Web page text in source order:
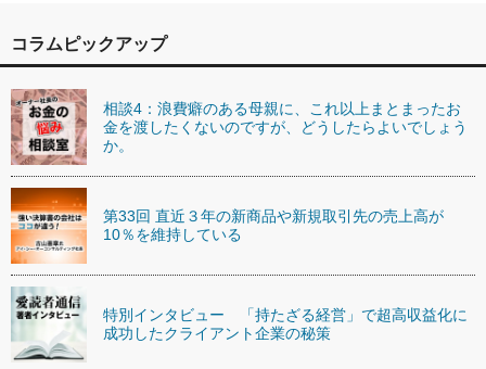
コラムピックアップ
相談4：浪費癖のある母親に、これ以上まとまったお
金を渡したくないのですが、どうしたらよいでしょう
か。
第33回 直近３年の新商品や新規取引先の売上高が
10％を維持している
特別インタビュー 「持たざる経営」で超高収益化に
成功したクライアント企業の秘策